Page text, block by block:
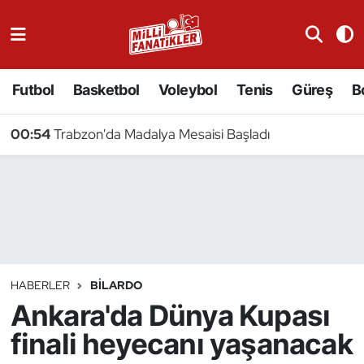
Futbol Basketbol Voleybol Tenis Güreş
00:54Trabzon'da Madalya Mesaisi Başladı
HABERLER BILARDO
Ankara'da Dünya Kupası
finali heyecanı yaşanacak
Badminton
Binicilik
Bisiklet